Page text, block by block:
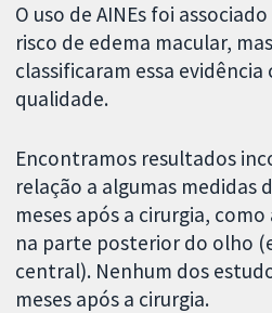
O uso de AINEs foi
risco de edema macular,
classificaram essa
qualidade.
Encontramos resultados
relação a algumas medidas
meses após a cirurgia,
na parte posterior do olho
central). Nenhum dos
meses após a cirurgia.